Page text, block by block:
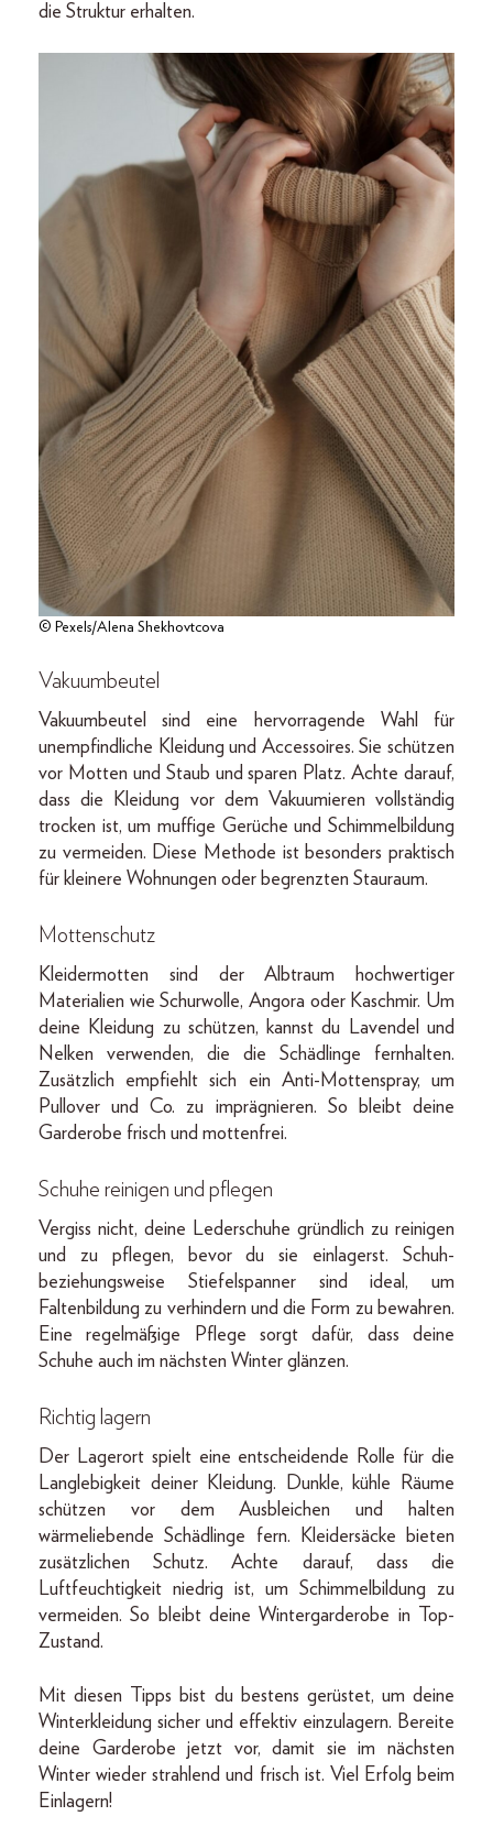
die Struktur erhalten.
© Pexels/Alena Shekhovtcova
Vakuumbeutel
Vakuumbeutel sind eine hervorragende Wahl für
unempfindliche Kleidung und Accessoires. Sie schützen
vor Motten und Staub und sparen Platz. Achte darauf,
dass die Kleidung vor dem Vakuumieren vollständig
trocken ist, um muffige Gerüche und Schimmelbildung
zu vermeiden. Diese Methode ist besonders praktisch
für kleinere Wohnungen oder begrenzten Stauraum.
Mottenschutz
Kleidermotten sind der Albtraum hochwertiger
Materialien wie Schurwolle, Angora oder Kaschmir. Um
deine Kleidung zu schützen, kannst du Lavendel und
Nelken verwenden, die die Schädlinge fernhalten.
Zusätzlich empfiehlt sich ein Anti-Mottenspray, um
Pullover und Co. zu imprägnieren. So bleibt deine
Garderobe frisch und mottenfrei.
Schuhe reinigen und pflegen
Vergiss nicht, deine Lederschuhe gründlich zu reinigen
und zu pflegen, bevor du sie einlagerst. Schuh-
beziehungsweise Stiefelspanner sind ideal, um
Faltenbildung zu verhindern und die Form zu bewahren.
Eine regelmäßige Pflege sorgt dafür, dass deine
Schuhe auch im nächsten Winter glänzen.
Richtig lagern
Der Lagerort spielt eine entscheidende Rolle für die
Langlebigkeit deiner Kleidung. Dunkle, kühle Räume
schützen vor dem Ausbleichen und halten
wärmeliebende Schädlinge fern. Kleidersäcke bieten
zusätzlichen Schutz. Achte darauf, dass die
Luftfeuchtigkeit niedrig ist, um Schimmelbildung zu
vermeiden. So bleibt deine Wintergarderobe in Top-
Zustand.
Mit diesen Tipps bist du bestens gerüstet, um deine
Winterkleidung sicher und effektiv einzulagern. Bereite
deine Garderobe jetzt vor, damit sie im nächsten
Winter wieder strahlend und frisch ist. Viel Erfolg beim
Einlagern!